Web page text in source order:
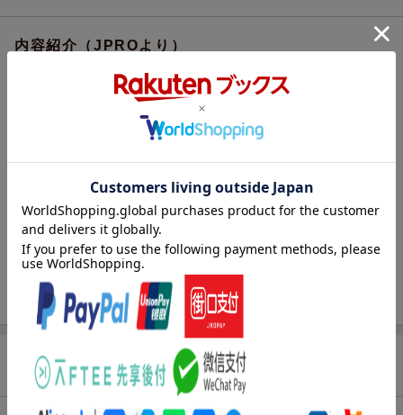
内容紹介（JPROより）
テレビ、ラジオ、雑誌、ネットで話題沸騰!
現役女子大生カレー研究家が教える
大さじいっぱいの油だけで作れる
かんたん、ヘルシーなレシピ59
「スパイスさえあれば、だれでも簡単にカレーは作れる! 」
都内の大学に通いながら、自身のブログで連日カレーレシピを公
開、
自らネットショップ「印度カリー子のスパイスショップ」も運営
する、
各メディアで大人気のカレー研究家・印度カリー子、初のレシピ
油をなるべく使わない独特のスタイルから、
コリアンダー、クミン、ターメリックの3つのスパイスをメイン
に、
「オイル少なめの肉のカレー」「体に優しい魚介のカレー」
商品レビュー（13件）